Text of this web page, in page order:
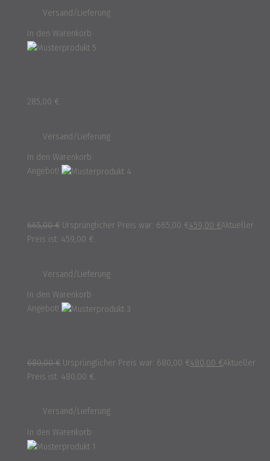
Versand/Lieferung
In den Warenkorb
285,00 €
Versand/Lieferung
In den Warenkorb
Angebot!
665,00€ Ursprünglicher Preis war: 665,00 €459,00 €Aktueller
Preis ist: 459,00 €.
Versand/Lieferung
In den Warenkorb
Angebot!
680,00€ Ursprünglicher Preis war: 680,00 €480,00 €Aktueller
Preis ist: 480,00 €.
Versand/Lieferung
In den Warenkorb